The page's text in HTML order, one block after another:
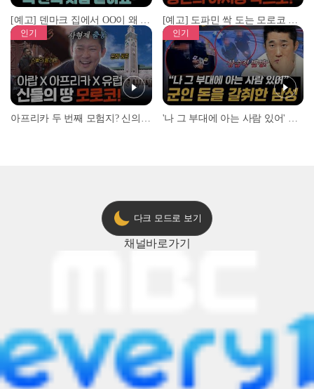
[예고] 덴마크 집에서 OO이 왜 나와...? 이상할 정도로 한국을 사랑하는 우리 형을 제보합니다! [예고] 도파민 싹 도는 모로코 야시장 투어!
인기 인기
다크 모드로 보기
채널바로가기